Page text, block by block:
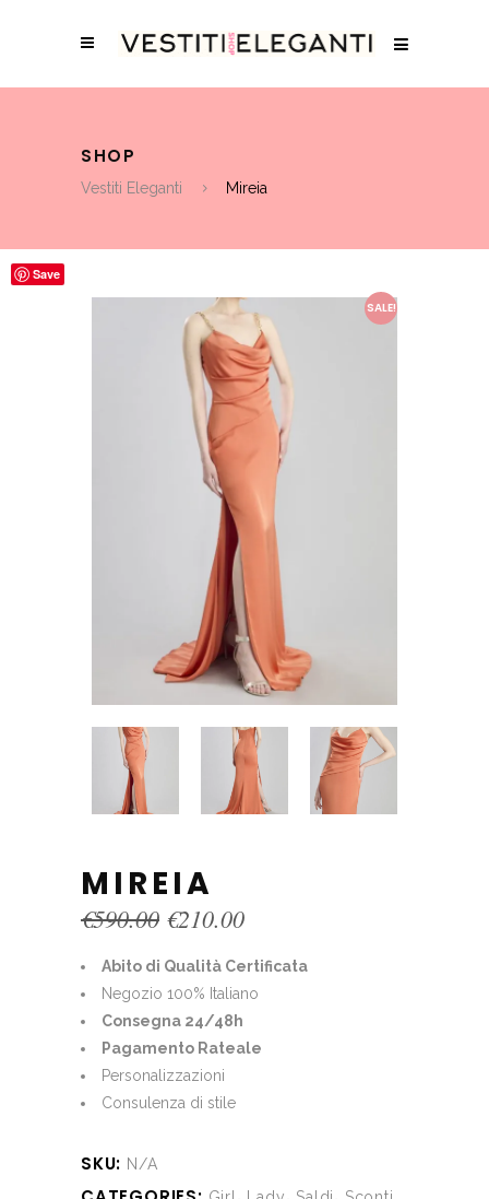
SHOP
Vestiti Eleganti Mireia
Save
SALE!
MIREIA
€590.00 Original
was:
€590.00.
€210.00Current
is:
€210.00.
Abito di Qualità Certificata
Negozio 100% Italiano
Consegna 24/48h
Pagamento Rateale
Personalizzazioni
Consulenza di stile
SKU: N/A